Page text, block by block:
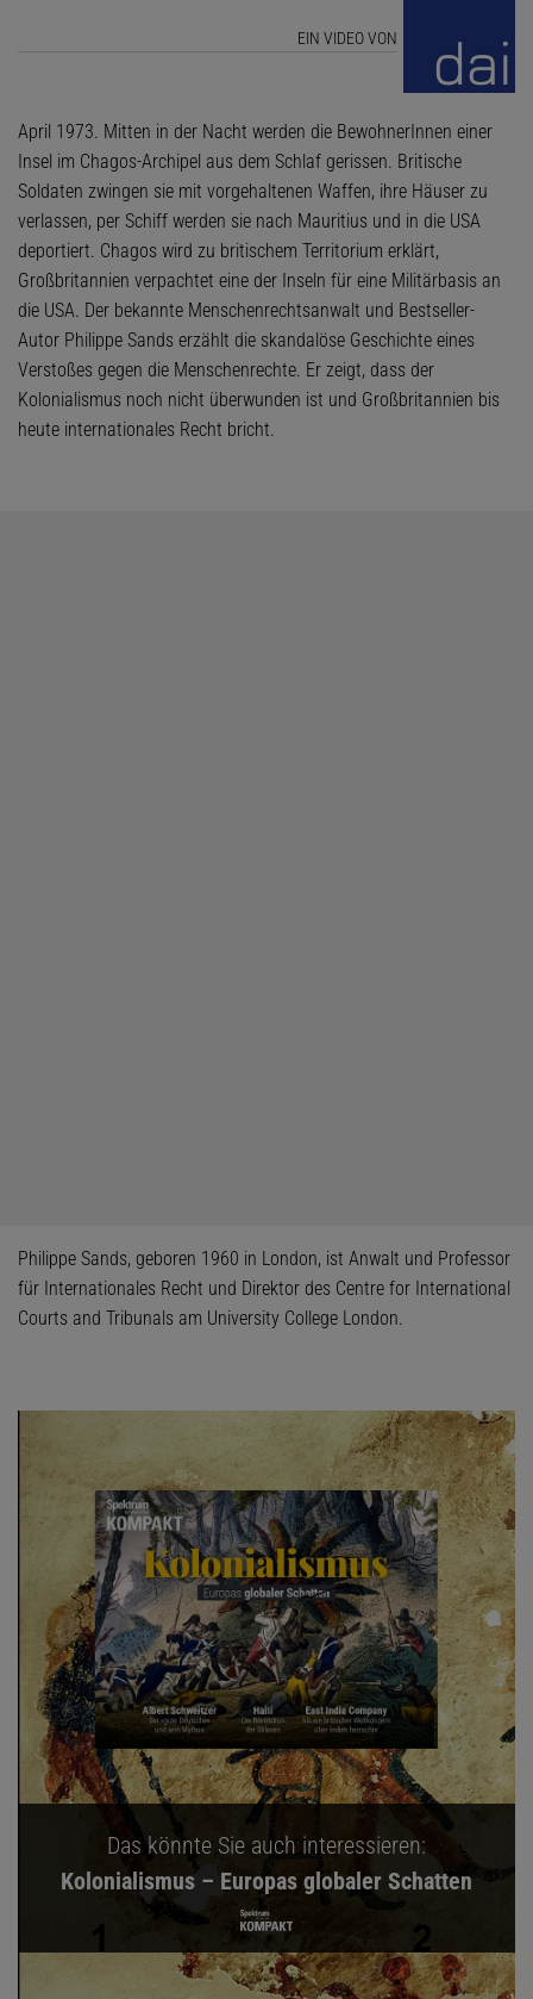
EIN VIDEO VON
April 1973. Mitten in der Nacht werden die BewohnerInnen einer
Insel im Chagos-Archipel aus dem Schlaf gerissen. Britische
Soldaten zwingen sie mit vorgehaltenen Waffen, ihre Häuser zu
verlassen, per Schiff werden sie nach Mauritius und in die USA
deportiert. Chagos wird zu britischem Territorium erklärt,
Großbritannien verpachtet eine der Inseln für eine Militärbasis an
die USA. Der bekannte Menschenrechtsanwalt und Bestseller-
Autor Philippe Sands erzählt die skandalöse Geschichte eines
Verstoßes gegen die Menschenrechte. Er zeigt, dass der
Kolonialismus noch nicht überwunden ist und Großbritannien bis
heute internationales Recht bricht.
Philippe Sands, geboren 1960 in London, ist Anwalt und Professor
für Internationales Recht und Direktor des Centre for International
Courts and Tribunals am University College London.
Das könnte Sie auch interessieren:
Kolonialismus – Europas globaler Schatten